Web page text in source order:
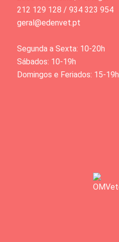
212 129 128 / 934 323 954
geral@edenvet.pt
Segunda a Sexta: 10-20h
Sábados: 10-19h
Domingos e Feriados: 15-19h